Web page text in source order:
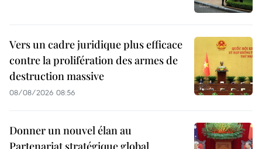
Vers un cadre juridique plus efficace
contre la prolifération des armes de
destruction massive
08/08/2026 08:56
Donner un nouvel élan au
Partenariat stratégique global